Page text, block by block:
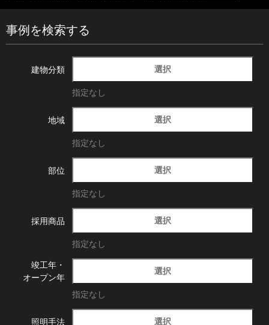
事例を検索する
建物分類 選択
指定なし
地域 選択
指定なし
部位 選択
指定なし
採用商品 選択
指定なし
竣工年・
オープン年
選択
指定なし
照明手法 選択